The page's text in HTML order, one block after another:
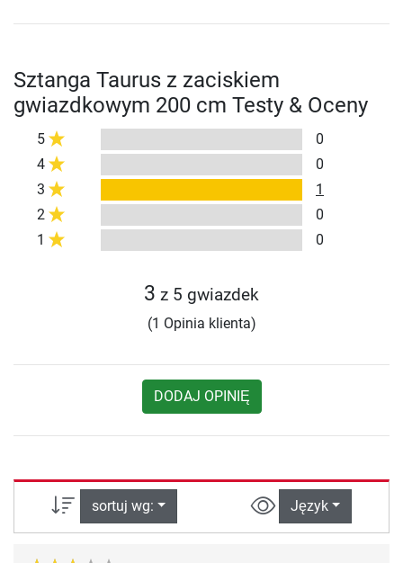
Sztanga Taurus z zaciskiem
gwiazdkowym 200 cm Testy & Oceny
5
0
4
0
3
1
2
0
1
0
3 z 5 gwiazdek
(1 Opinia klienta)
DODAJ OPINIĘ
sortuj wg: Język